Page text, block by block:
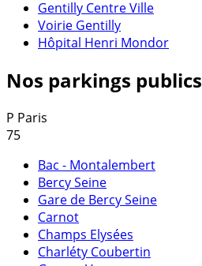
Gentilly Centre Ville
Voirie Gentilly
Hôpital Henri Mondor
Nos parkings publics
P Paris
75
Bac - Montalembert
Bercy Seine
Gare de Bercy Seine
Carnot
Champs Elysées
Charléty Coubertin